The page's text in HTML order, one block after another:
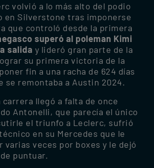
volvió a lo más alto del podio
en Silverstone tras imponerse
que controló desde la primera
superó al poleman Kimi
salida y lideró gran parte de la
su primera victoria de la
fin a una racha de 624 días
se remontaba a Austin 2024.
carrera llegó a falta de once
Antonelli, que parecía el único
el triunfo a Leclerc, sufrió
en su Mercedes que le
varias veces por boxes y le dejó
puntuar.